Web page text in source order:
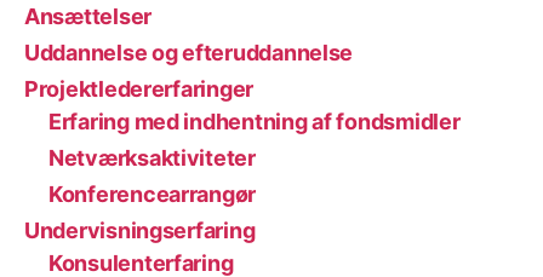
Ansættelser
Uddannelse og efteruddannelse
Projektledererfaringer
Erfaring med indhentning af fondsmidler
Netværksaktiviteter
Konferencearrangør
Undervisningserfaring
Konsulenterfaring